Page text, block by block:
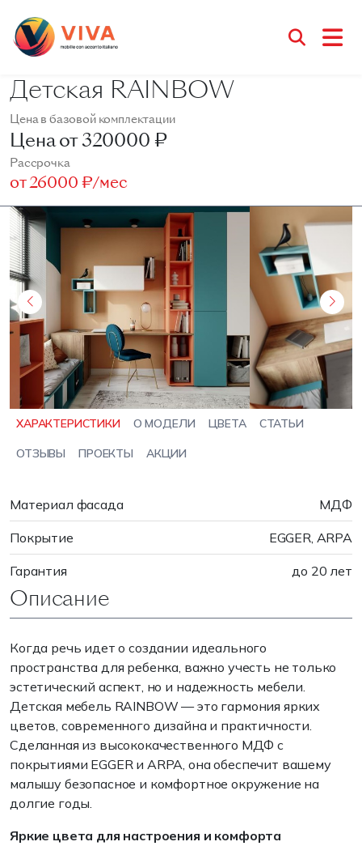
Детская RAINBOW
Цена в базовой комплектации
Цена от320000 ₽
Рассрочка
от26000 ₽/мес
ХАРАКТЕРИСТИКИ О МОДЕЛИ ЦВЕТА СТАТЬИ
ОТЗЫВЫ ПРОЕКТЫ АКЦИИ
Материал фасада МДФ
Покрытие EGGER, ARPA
Гарантия до 20 лет
Описание
Когда речь идет о создании идеального
пространства для ребенка, важно учесть не только
эстетический аспект, но и надежность мебели.
Детская мебель RAINBOW — это гармония ярких
цветов, современного дизайна и практичности.
Сделанная из высококачественного МДФ с
покрытиями EGGER и ARPA, она обеспечит вашему
малышу безопасное и комфортное окружение на
долгие годы.
Яркие цвета для настроения и комфорта